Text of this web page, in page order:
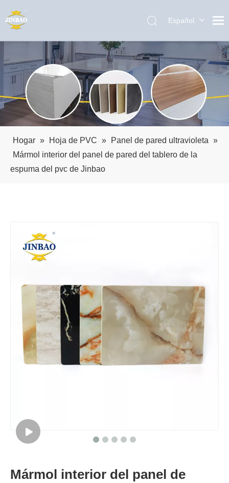
Español
Pусский
Português
Hogar » Hoja de PVC » Panel de pared ultravioleta »
Mármol interior del panel de pared del tablero de la
espuma del pvc de Jinbao
Mármol interior del panel de